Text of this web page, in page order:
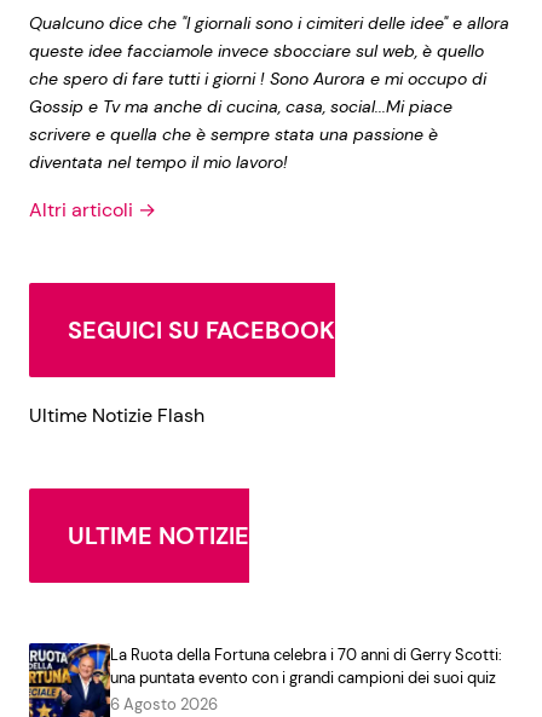
Qualcuno dice che "I giornali sono i cimiteri delle idee" e allora
queste idee facciamole invece sbocciare sul web, è quello
che spero di fare tutti i giorni ! Sono Aurora e mi occupo di
Gossip e Tv ma anche di cucina, casa, social...Mi piace
scrivere e quella che è sempre stata una passione è
diventata nel tempo il mio lavoro!
Altri articoli →
SEGUICI SU FACEBOOK
Ultime Notizie Flash
ULTIME NOTIZIE
La Ruota della Fortuna celebra i 70 anni di Gerry Scotti:
una puntata evento con i grandi campioni dei suoi quiz
6 Agosto 2026